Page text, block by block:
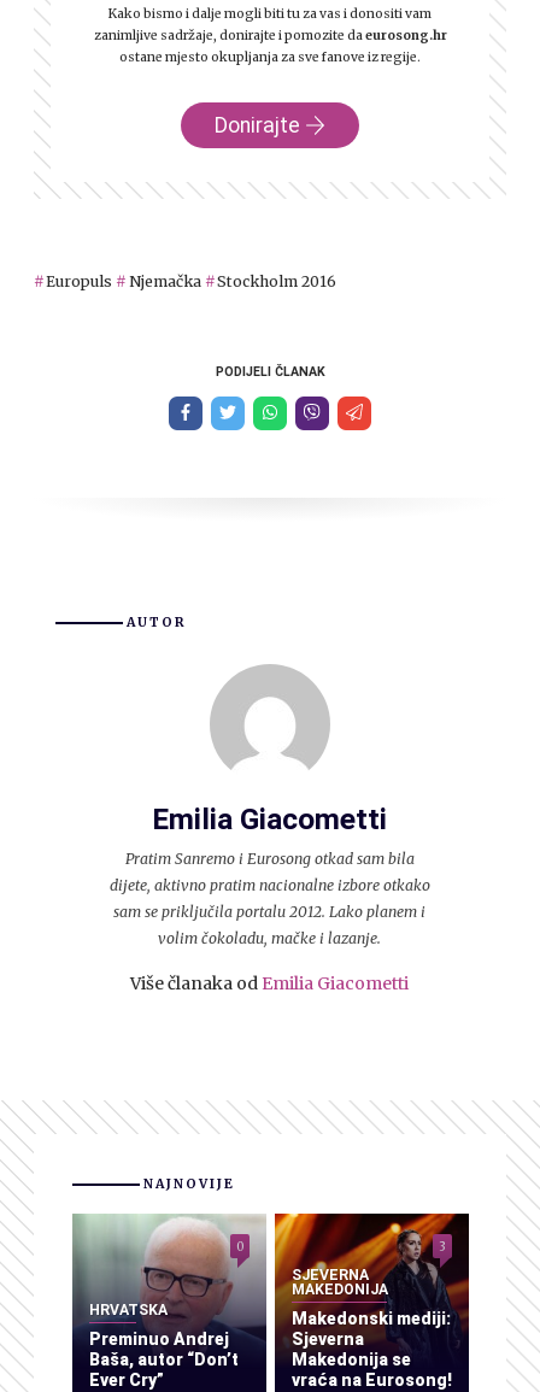
Kako bismo i dalje mogli biti tu za vas i donositi vam
zanimljive sadržaje, donirajte i pomozite daeurosong.hr
ostane mjesto okupljanja za sve fanove iz regije.
Donirajte
Europuls Njemačka Stockholm 2016
PODIJELI ČLANAK
AUTOR
Emilia Giacometti
Pratim Sanremo i Eurosong otkad sam bila
dijete, aktivno pratim nacionalne izbore otkako
sam se priključila portalu 2012. Lako planem i
volim čokoladu, mačke i lazanje.
Više članaka od Emilia Giacometti
NAJNOVIJE
HRVATSKA
Preminuo Andrej
Baša, autor “Don’t
Ever Cry”
0
SJEVERNA
MAKEDONIJA
Makedonski mediji:
Sjeverna
Makedonija se
vraća na Eurosong!
3